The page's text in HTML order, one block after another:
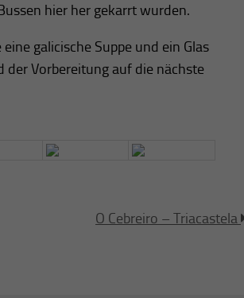
hier her gekarrt wurden.
galicische Suppe und ein Glas
der Vorbereitung auf die nächste
O Cebreiro – Triacastela